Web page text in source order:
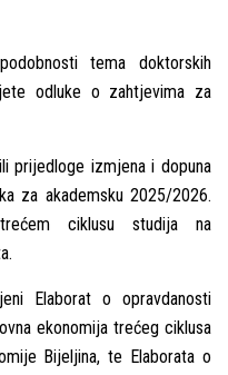
tema doktorskih
odluke o zahtjevima za
prijedloge izmjena i dopuna
za akademsku 2025/2026.
ciklusu studija na
Elaborat o opravdanosti
ekonomija trećeg ciklusa
Bijelјina, te Elaborata o